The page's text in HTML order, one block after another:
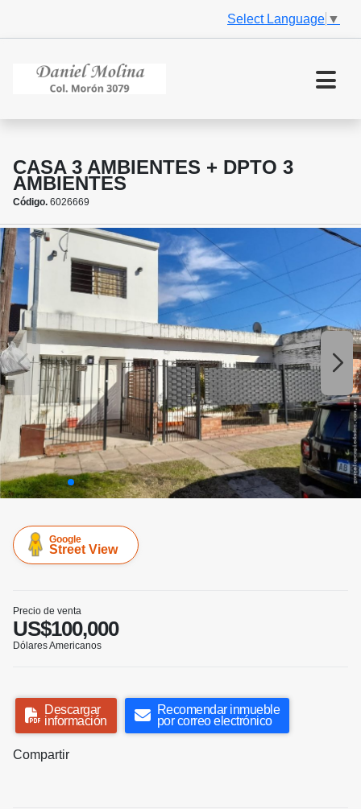
Select Language ▼
CASA 3 AMBIENTES + DPTO 3
AMBIENTES
Código. 6026669
Google
Street View
Precio de venta
US$100,000
Dólares Americanos
Descargar
información
Recomendar inmueble
por correo electrónico
Compartir